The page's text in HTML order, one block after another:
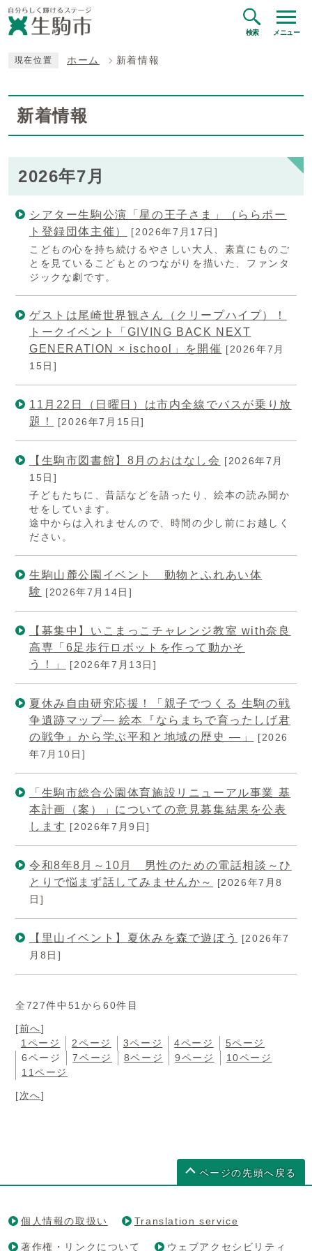
検索 メニュー
現在位置 ホーム 新着情報
新着情報
2026年7月
シアター生駒公演「星の王子さま」（ららポー
ト登録団体主催）
[2026年7月17日]
こどもの心を持ち続けるやさしい大人、素直にものご
とを見ているこどもとのつながりを描いた、ファンタ
ジックな劇です。
ゲストは尾崎世界観さん（クリープハイプ）！
トークイベント「GIVING BACK NEXT
GENERATION × ischool」を開催 [2026年7月
15日]
11月22日（日曜日）は市内全線でバスが乗り放
題！
[2026年7月15日]
【生駒市図書館】8月のおはなし会 [2026年7月
15日]
子どもたちに、昔話などを語ったり、絵本の読み聞か
せをしています。
途中からは入れませんので、時間の少し前にお越しく
ださい。
生駒山麓公園イベント 動物とふれあい体
験 [2026年7月14日]
【募集中】いこまっこチャレンジ教室 with奈良
高専「6足歩行ロボットを作って動かそ
う！」
[2026年7月13日]
夏休み自由研究応援！「親子でつくる 生駒の戦
争遺跡マップ― 絵本『ならまちで育ったしげ君
の戦争』から学ぶ平和と地域の歴史 ―」
[2026
年7月10日]
「生駒市総合公園体育施設リニューアル事業 基
本計画（案）」についての意見募集結果を公表
します [2026年7月9日]
令和8年8月～10月 男性のための電話相談～ひ
とりで悩まず話してみませんか～
[2026年7月8
日]
【里山イベント】夏休みを森で遊ぼう
[2026年7
月8日]
全727件中51から60件目
[前へ]
1ページ
2ページ 3ページ 4ページ
5ページ
6ページ
7ページ 8ページ 9ページ
10ページ
11ページ
[次へ]
ページの先頭へ戻る
個人情報の取扱い Translation service
著作権・リンクについて ウェブアクセシビリティ